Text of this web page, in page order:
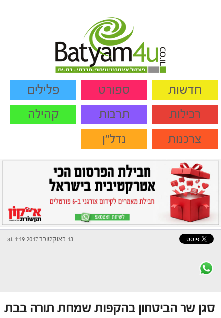
חדשות ספורט
פלילים
רכילות
תרבות
קהילה
צרכנות
נדל"ן
13 באוקטובר 2017 at 1:19
סגן שר הביטחון בהקפות שמחת תורה בבת